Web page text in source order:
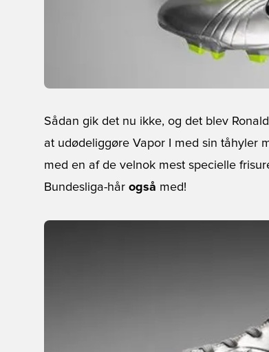
Sådan gik det nu ikke, og det blev
at udødeliggøre Vapor I med sin tåhyler
med en af de velnok mest specielle
Bundesliga-hår også med!